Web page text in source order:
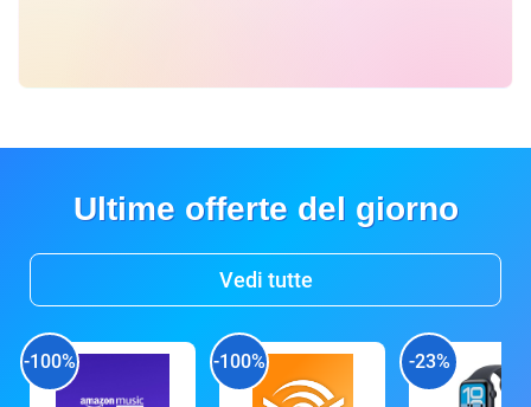
Ultime offerte del giorno
Vedi tutte
-100% -100% -23%